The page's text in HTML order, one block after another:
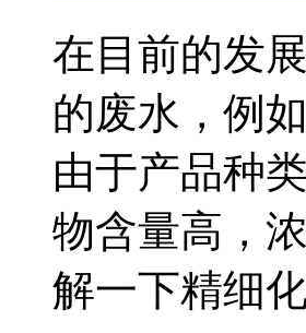
在目前的发
的废水，例
由于产品种
物含量高，
解一下精细